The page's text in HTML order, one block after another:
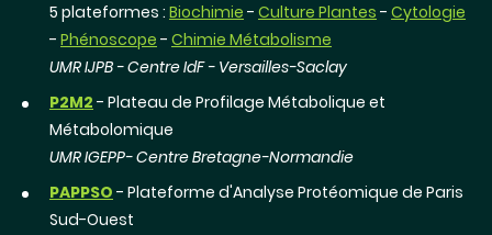
5 plateformes : Biochimie - Culture Plantes - Cytologie
- Phénoscope - Chimie Métabolisme
UMR IJPB - Centre IdF - Versailles-Saclay
P2M2 - Plateau de Profilage Métabolique et
Métabolomique
UMR IGEPP- Centre Bretagne-Normandie
PAPPSO - Plateforme d'Analyse Protéomique de Paris
Sud-Ouest